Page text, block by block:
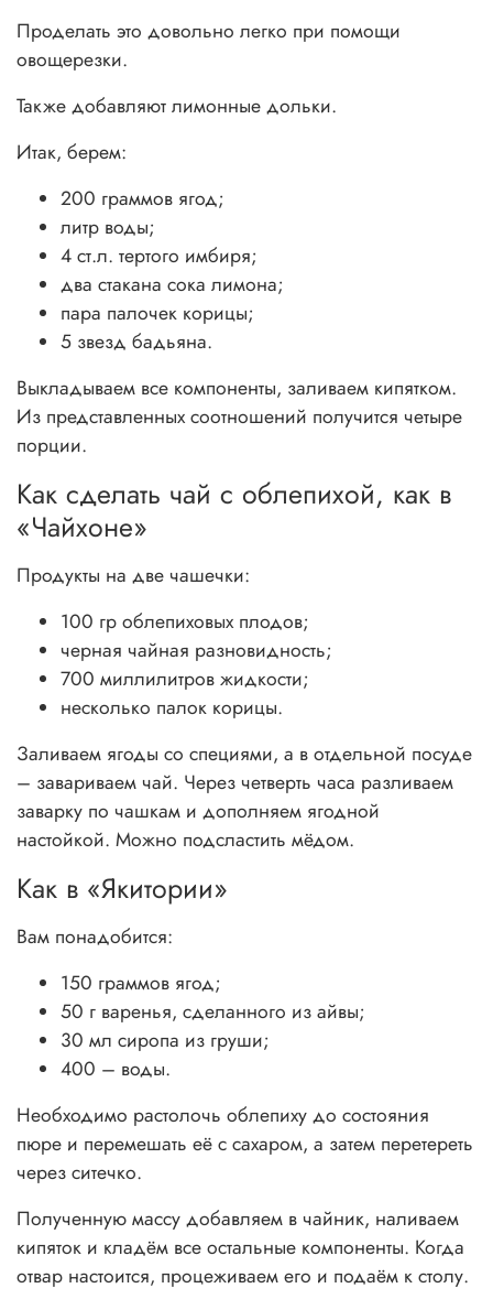
Проделать это довольно легко при помощи
овощерезки.
Также добавляют лимонные дольки.
Итак, берем:
200 граммов ягод;
литр воды;
4 ст.л. тертого имбиря;
два стакана сока лимона;
пара палочек корицы;
5 звезд бадьяна.
Выкладываем все компоненты, заливаем кипятком.
Из представленных соотношений получится четыре
порции.
Как сделать чай с облепихой, как в
«Чайхоне»
Продукты на две чашечки:
100 гр облепиховых плодов;
черная чайная разновидность;
700 миллилитров жидкости;
несколько палок корицы.
Заливаем ягоды со специями, а в отдельной посуде
– завариваем чай. Через четверть часа разливаем
заварку по чашкам и дополняем ягодной
настойкой. Можно подсластить мёдом.
Как в «Якитории»
Вам понадобится:
150 граммов ягод;
50 г варенья, сделанного из айвы;
30 мл сиропа из груши;
400 – воды.
Необходимо растолочь облепиху до состояния
пюре и перемешать её с сахаром, а затем перетереть
через ситечко.
Полученную массу добавляем в чайник, наливаем
кипяток и кладём все остальные компоненты. Когда
отвар настоится, процеживаем его и подаём к столу.